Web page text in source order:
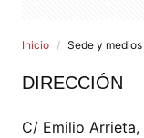
Inicio Sede y
DIRECCIÓN
C/ Emilio Arrieta,